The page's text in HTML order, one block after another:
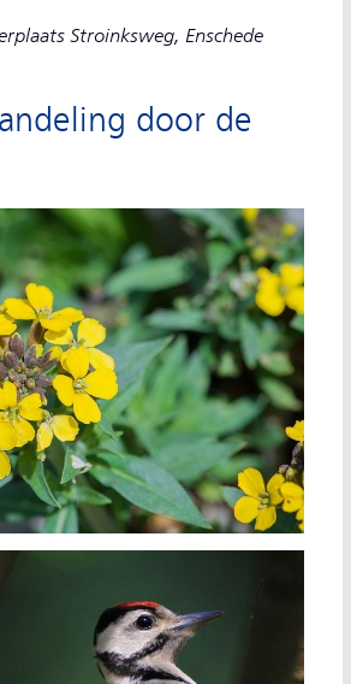
Stroinksweg, Enschede
door de